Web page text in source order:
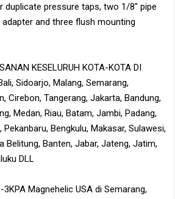
duplicate pressure taps, two 1/8" pipe
and three flush mounting
KESELURUH KOTA-KOTA DI
Sidoarjo, Malang, Semarang,
Cirebon, Tangerang, Jakarta, Bandung,
Medan, Riau, Batam, Jambi, Padang,
Bengkulu, Makasar, Sulawesi,
Belitung, Banten, Jabar, Jateng, Jatim,
DLL
Magnehelic USA di Semarang,